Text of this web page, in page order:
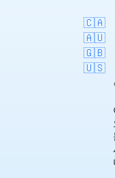
🇨🇦
🇦🇺
🇬🇧
🇺🇸